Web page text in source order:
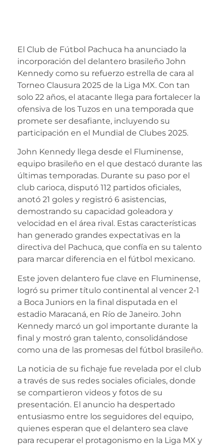
El Club de Fútbol Pachuca ha anunciado la
incorporación del delantero brasileño John
Kennedy como su refuerzo estrella de cara al
Torneo Clausura 2025 de la Liga MX. Con tan
solo 22 años, el atacante llega para fortalecer la
ofensiva de los Tuzos en una temporada que
promete ser desafiante, incluyendo su
participación en el Mundial de Clubes 2025.
John Kennedy llega desde el Fluminense,
equipo brasileño en el que destacó durante las
últimas temporadas. Durante su paso por el
club carioca, disputó 112 partidos oficiales,
anotó 21 goles y registró 6 asistencias,
demostrando su capacidad goleadora y
velocidad en el área rival. Estas características
han generado grandes expectativas en la
directiva del Pachuca, que confía en su talento
para marcar diferencia en el fútbol mexicano.
Este joven delantero fue clave en Fluminense,
logró su primer título continental al vencer 2-1
a Boca Juniors en la final disputada en el
estadio Maracaná, en Río de Janeiro. John
Kennedy marcó un gol importante durante la
final y mostró gran talento, consolidándose
como una de las promesas del fútbol brasileño.
La noticia de su fichaje fue revelada por el club
a través de sus redes sociales oficiales, donde
se compartieron videos y fotos de su
presentación. El anuncio ha despertado
entusiasmo entre los seguidores del equipo,
quienes esperan que el delantero sea clave
para recuperar el protagonismo en la Liga MX y